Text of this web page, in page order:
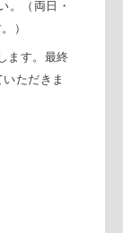
。 （両日・
）
ます。 最終
ただきま